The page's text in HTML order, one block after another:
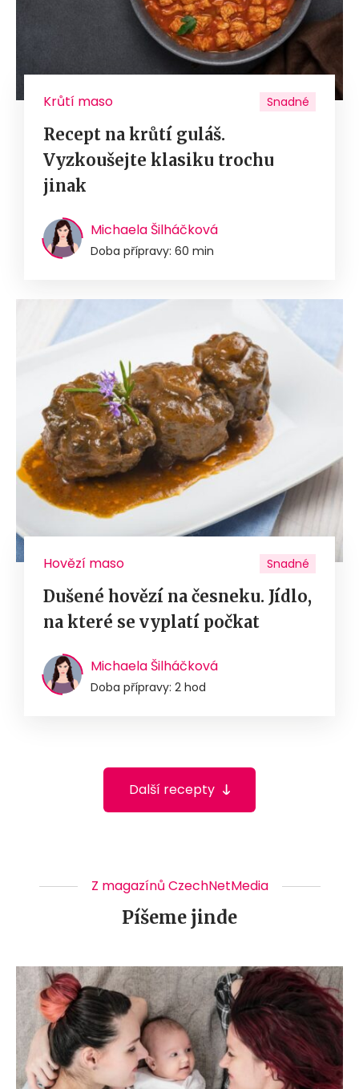
Krůtí maso Snadné
Recept na krůtí guláš.
Vyzkoušejte klasiku trochu
jinak
Michaela Šilháčková
Doba přípravy: 60 min
Hovězí maso Snadné
Dušené hovězí na česneku. Jídlo,
na které se vyplatí počkat
Michaela Šilháčková
Doba přípravy: 2 hod
Další recepty
Z magazínů CzechNetMedia
Píšeme jinde